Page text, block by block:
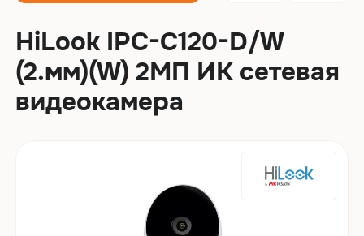
HiLook IPC-C120-D/W
(2.мм)(W) 2МП ИК сетевая
видеокамера